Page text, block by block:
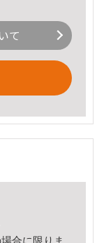
て
合に限りま